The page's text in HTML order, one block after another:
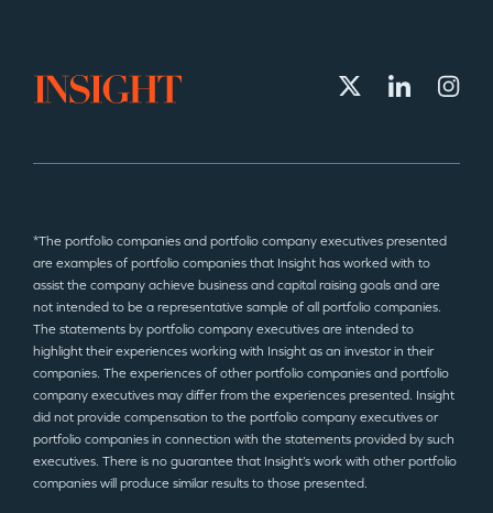
*The portfolio companies and portfolio company executives presented
are examples of portfolio companies that Insight has worked with to
assist the company achieve business and capital raising goals and are
not intended to be a representative sample of all portfolio companies.
The statements by portfolio company executives are intended to
highlight their experiences working with Insight as an investor in their
companies. The experiences of other portfolio companies and portfolio
company executives may differ from the experiences presented. Insight
did not provide compensation to the portfolio company executives or
portfolio companies in connection with the statements provided by such
executives. There is no guarantee that Insight’s work with other portfolio
companies will produce similar results to those presented.